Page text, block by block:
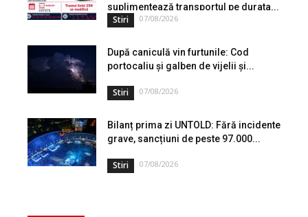
suplimentează transportul pe durata...
Stiri 07/08/2026
După caniculă vin furtunile: Cod
portocaliu și galben de vijelii și...
Stiri 07/08/2026
Bilanț prima zi UNTOLD: Fără incidente
grave, sancțiuni de peste 97.000...
Stiri 07/08/2026